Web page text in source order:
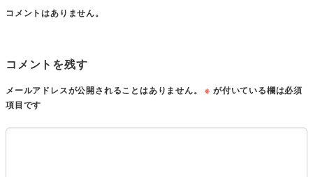
コメントはありません。
コメントを残す
メールアドレスが公開されることはありません。 ※ が付いている欄は必須
項目です